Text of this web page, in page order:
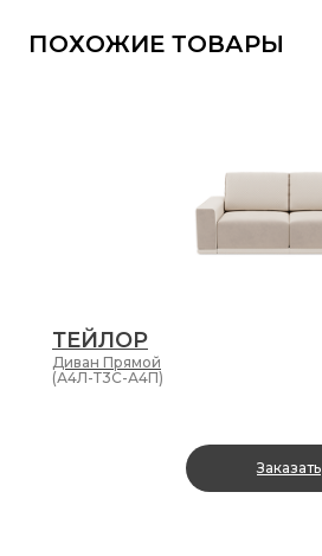
ПОХОЖИЕ ТОВАРЫ
ТЕЙЛОР
Диван Прямой
(А4Л-Т3С-А4П)
Заказать